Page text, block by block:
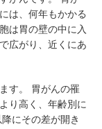
は、何年もかかる
は胃の壁の中に入
広がり、近くにあ
す。 胃がんの罹
り高く、年齢別に
にその差が開き